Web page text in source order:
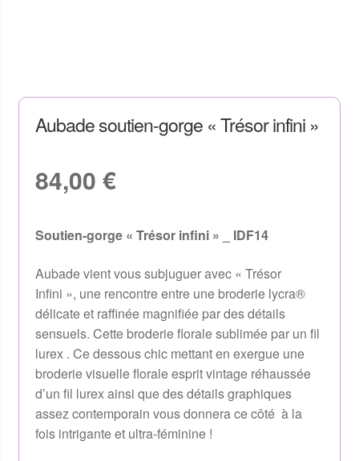
Aubade soutien-gorge « Trésor infini »
84,00 €
Soutien-gorge « Trésor infini » _ IDF14
Aubade vient vous subjuguer avec « Trésor
Infini », une rencontre entre une broderie lycra®
délicate et raffinée magnifiée par des détails
sensuels. Cette broderie florale sublimée par un fil
lurex . Ce dessous chic mettant en exergue une
broderie visuelle florale esprit vintage réhaussée
d’un fil lurex ainsi que des détails graphiques
assez contemporain vous donnera ce côté à la
fois intrigante et ultra-féminine !